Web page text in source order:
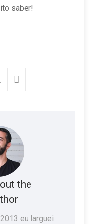
saber!
the
2013 eu larguei